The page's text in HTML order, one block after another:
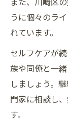
うに個々のラ
れています。
セルフケアが
族や同僚と一
しましょう。
門家に相談し
す。